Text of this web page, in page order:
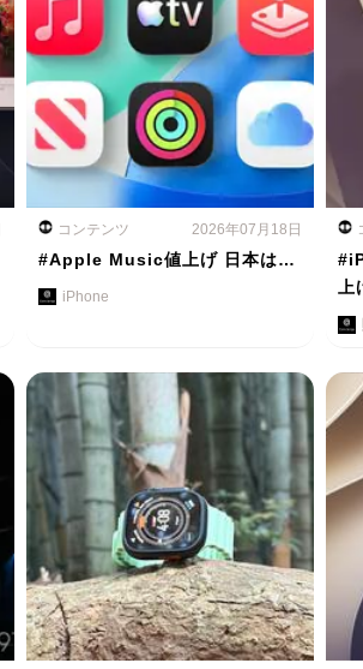
コンテンツ 2026年07月18日
#Apple Music値上げ 日本は…
iPhone